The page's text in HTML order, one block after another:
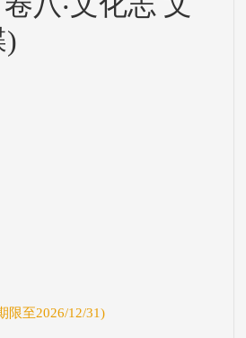
)
限至2026/12/31)